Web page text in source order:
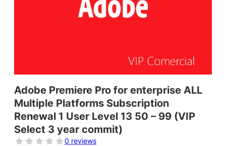
Adobe Premiere Pro for enterprise ALL
Multiple Platforms Subscription
Renewal 1 User Level 13 50 – 99 (VIP
Select 3 year commit)
0 reviews